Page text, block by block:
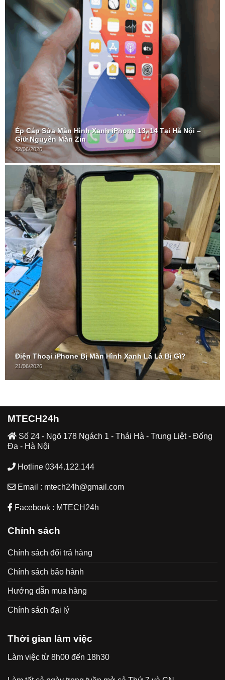
Ép Cáp Sửa Màn Hình Xanh iPhone 13, 14 Tại Hà Nội –
Giữ Nguyên Màn Zin
22/06/2026
Điện Thoại iPhone Bị Màn Hình Xanh Lá Là Bị Gì?
21/06/2026
MTECH24h
Số 24 - Ngõ 178 Ngách 1 - Thái Hà - Trung Liệt - Đống
Đa - Hà Nội
Hotline 0344.122.144
Email : mtech24h@gmail.com
Facebook : MTECH24h
Chính sách
Chính sách đổi trả hàng
Chính sách bảo hành
Hướng dẫn mua hàng
Chính sách đại lý
Thời gian làm việc
Làm việc từ 8h00 đến 18h30